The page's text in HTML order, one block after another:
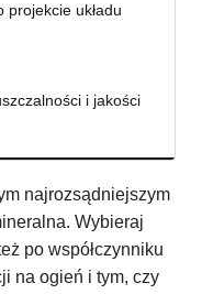
układu
i jakości
najrozsądniejszym
Wybieraj
po współczynniku
na ogień i tym, czy